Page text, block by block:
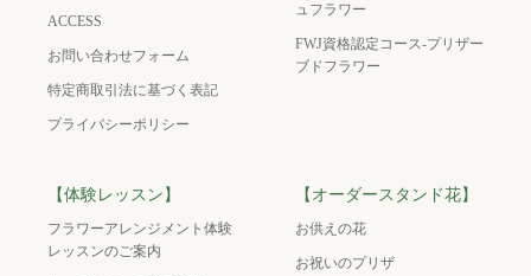
ACCESS
お問い合わせフォーム
特定商取引法に基づく表記
プライバシーポリシー
ュフラワー
FWJ資格認定コース-プリザー
ブドフラワー
【体験レッスン】
フラワーアレンジメント体験
レッスンのご案内
【オーダースタンド花】
お供えの花
お祝いのプリザ